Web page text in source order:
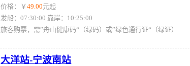
价格：￥49.00元起
发船：07:30:00 靠岸：10:25:00
旅客购票，需”舟山健康码“（绿码）或”绿色通行证“（绿证）
大洋站-宁波南站